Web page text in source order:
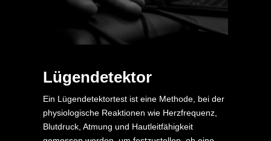
Lügendetektor
Ein Lügendetektortest ist eine Methode, bei der
physiologische Reaktionen wie Herzfrequenz,
Blutdruck, Atmung und Hautleitfähigkeit